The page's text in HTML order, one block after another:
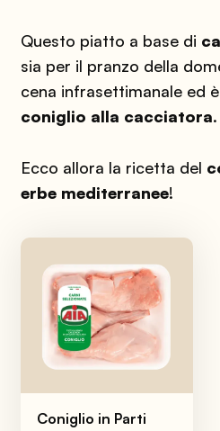
Questo piatto a base di
sia per il pranzo della
cena infrasettimanale ed
coniglio alla cacciatora.
Ecco allora la ricetta del
erbe mediterranee!
Coniglio in Parti